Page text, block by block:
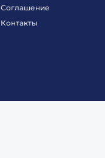
Соглашение
Контакты